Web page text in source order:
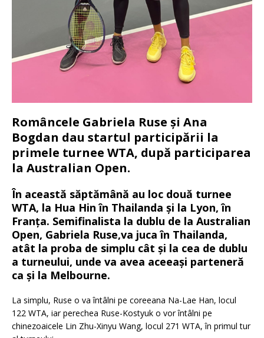
Româncele Gabriela Ruse și Ana
Bogdan dau startul participării la
primele turnee WTA, după participarea
la Australian Open.
În această săptămână au loc două turnee
WTA, la Hua Hin în Thailanda și la Lyon, în
Franța. Semifinalista la dublu de la Australian
Open, Gabriela Ruse,va juca în Thailanda,
atât la proba de simplu cât și la cea de dublu
a turneului, unde va avea aceeași parteneră
ca și la Melbourne.
La simplu, Ruse o va întâlni pe coreeana Na-Lae Han, locul
122 WTA, iar perechea Ruse-Kostyuk o vor întâlni pe
chinezoaicele Lin Zhu-Xinyu Wang, locul 271 WTA, în primul tur